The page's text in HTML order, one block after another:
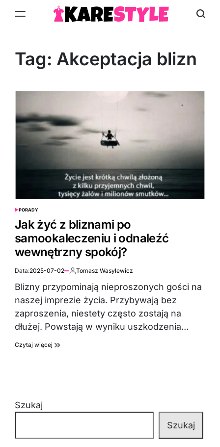
Tag: Akceptacja blizn
POSTED
PORADY
Jak żyć z bliznami po
samookaleczeniu i odnaleźć
wewnętrzny spokój?
Data:2025-07-02 Autor:
Tomasz Wasylewicz
Blizny przypominają nieproszonych gości na
naszej imprezie życia. Przybywają bez
zaproszenia, niestety często zostają na
dłużej. Powstają w wyniku uszkodzenia…
Czytaj więcej
Szukaj
Szukaj